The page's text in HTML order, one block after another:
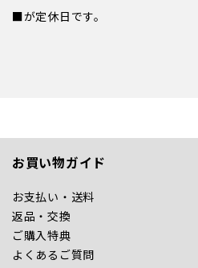
■が定休日です。
お買い物ガイド
お支払い・送料
返品・交換
ご購入特典
よくあるご質問